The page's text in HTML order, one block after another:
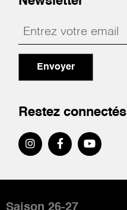
Envoyer
Restez connectés
Saison 26-27